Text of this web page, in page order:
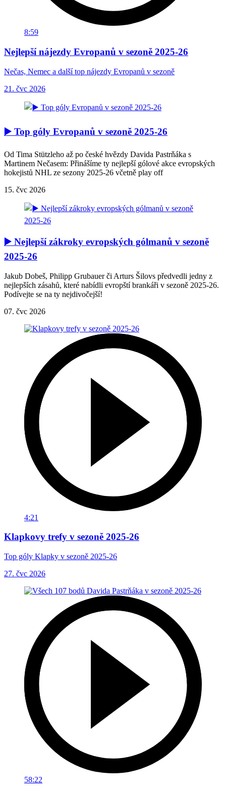
8:59
Nejlepší nájezdy Evropanů v sezoně 2025-26
Nečas, Nemec a další top nájezdy Evropanů v sezoně
21. čvc 2026
▶️ Top góly Evropanů v sezoně 2025-26
Od Tima Stützleho až po české hvězdy Davida Pastrňáka s
Martinem Nečasem: Přinášíme ty nejlepší gólové akce evropských
hokejistů NHL ze sezony 2025-26 včetně play off
15. čvc 2026
▶️ Nejlepší zákroky evropských gólmanů v sezoně
2025-26
Jakub Dobeš, Philipp Grubauer či Arturs Šilovs předvedli jedny z
nejlepších zásahů, které nabídli evropští brankáři v sezoně 2025-26.
Podívejte se na ty nejdivočejší!
07. čvc 2026
4:21
Klapkovy trefy v sezoně 2025-26
Top góly Klapky v sezoně 2025-26
27. čvc 2026
58:22